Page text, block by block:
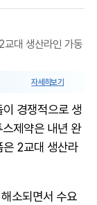
대 생산라인 가동
자세히보기
경쟁적으로 생
제약은 내년 완
은 2교대 생산라
소되면서 수요